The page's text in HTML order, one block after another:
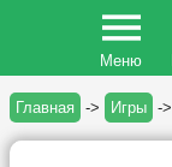
Меню
Главная -> Игры ->